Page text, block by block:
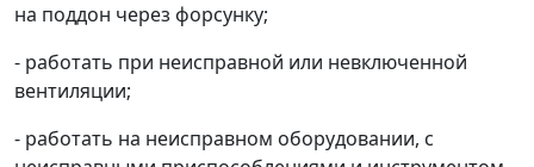
на поддон через форсунку;
- работать при неисправной или невключенной
вентиляции;
- работать на неисправном оборудовании, с